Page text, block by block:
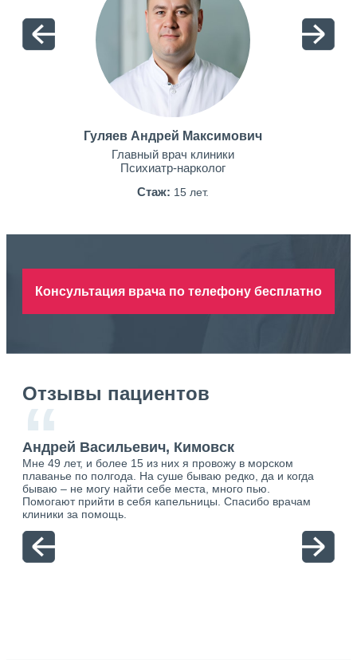
Гуляев Андрей Максимович
Главный врач клиники
Психиатр-нарколог
Стаж: 15 лет.
Консультация врача по телефону бесплатно
Отзывы пациентов
“
Андрей Васильевич, Кимовск
Мне 49 лет, и более 15 из них я провожу в морском
плаванье по полгода. На суше бываю редко, да и когда
бываю – не могу найти себе места, много пью.
Помогают прийти в себя капельницы. Спасибо врачам
клиники за помощь.